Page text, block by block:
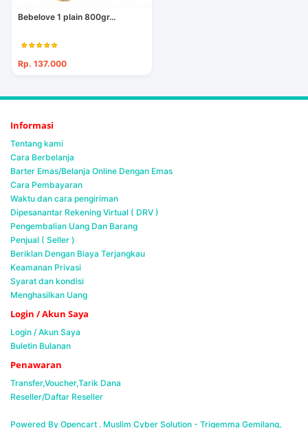
Bebelove 1 plain 800gr...
Rp. 137.000
Informasi
Tentang kami
Cara Berbelanja
Barter Emas/Belanja Online Dengan Emas
Cara Pembayaran
Waktu dan cara pengiriman
Dipesanantar Rekening Virtual ( DRV )
Pengembalian Uang Dan Barang
Penjual ( Seller )
Beriklan Dengan Biaya Terjangkau
Keamanan Privasi
Syarat dan kondisi
Menghasilkan Uang
Login / Akun Saya
Login / Akun Saya
Buletin Bulanan
Penawaran
Transfer,Voucher,Tarik Dana
Reseller/Daftar Reseller
Powered By Opencart . Muslim Cyber Solution - Trigemma Gemilang,